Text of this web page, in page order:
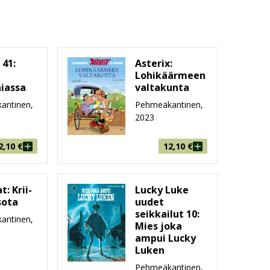
€
Asterix:
Lohikäärmeen
valtakunta
Pehmeäkantinen,
2023
12,10 €
Krii-
Lucky Luke
uudet
seikkailut 10:
Mies joka
ampui Lucky
Luken
Pehmeäkantinen,